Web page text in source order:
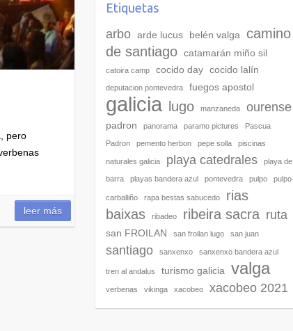
pero
leer más
Etiquetas
arbo arde lucus belén valga
camino
de santiago catamarán miño sil
catoira camp cocido day cocido lalín
deputacion pontevedra fuegos apostol
galicia lugo manzaneda ourense
padron panorama paramo pictures Pascua
Padron pemento herbon pepe solla piscinas
naturales galicia playa catedrales playa de
barra playas bandera azul pontevedra pulpo pulpo
carballiño rapa bestas sabucedo
rias
baixas
ribadeo ribeira sacra ruta
san FROILAN san froilan lugo san juan
santiago sanxenxo sanxenxo bandera azul
tren al andalus turismo galicia valga
verbenas vikinga xacobeo xacobeo 2021